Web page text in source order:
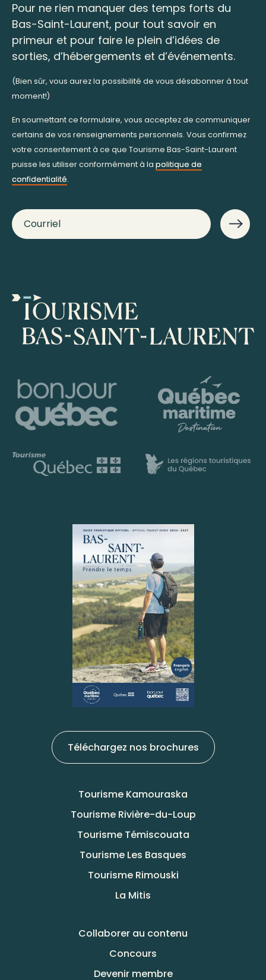
Pour ne rien manquer des temps forts du
Bas-Saint-Laurent, pour tout savoir en
primeur et pour faire le plein d’idées de
sorties, d’hébergements et d’événements.
(Bien sûr, vous aurez la possibilité de vous désabonner à tout
moment!)
En soumettant ce formulaire, vous acceptez de communiquer
certains de vos renseignements personnels. Vous confirmez
votre consentement à ce que Tourisme Bas-Saint-Laurent
puisse les utiliser conformément à la politique de
confidentialité.
Téléchargez nos brochures
Tourisme Kamouraska
Tourisme Rivière-du-Loup
Tourisme Témiscouata
Tourisme Les Basques
Tourisme Rimouski
La Mitis
Collaborer au contenu
Concours
Devenir membre